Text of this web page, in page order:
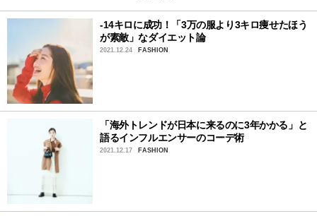
-14キロに成功！「3万の服より3キロ痩せたほう
が素敵」なダイエット論
2021.12.24 FASHION
「海外トレンドが日本に来るのに3年かかる」と
語るインフルエンサーのコーデ術
2021.12.17 FASHION